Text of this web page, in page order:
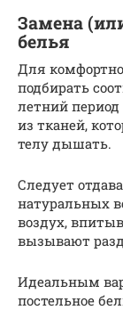
Замена
белья
Для
подбирать
летний период
из тканей,
телу дышать.
Следует
натуральных
воздух,
вызывают
Идеальным
постельное